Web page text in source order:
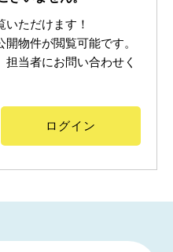
ただけます！
物件が閲覧可能です。
当者にお問い合わせく
ログイン